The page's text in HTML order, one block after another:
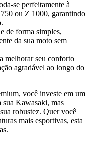
se perfeitamente à
ou Z 1000, garantindo
de forma simples,
da sua moto sem
melhorar seu conforto
agradável ao longo do
você investe em um
sua Kawasaki, mas
robustez. Quer você
mais esportivas, esta